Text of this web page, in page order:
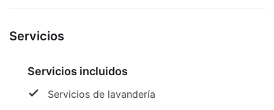
Servicios
Servicios incluidos
Servicios de lavandería